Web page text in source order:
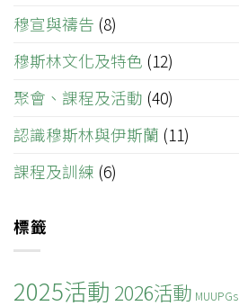
穆宣與禱告 (8)
穆斯林文化及特色 (12)
聚會、課程及活動 (40)
認識穆斯林與伊斯蘭 (11)
課程及訓練 (6)
標籤
2025活動 2026活動 MUUPGs